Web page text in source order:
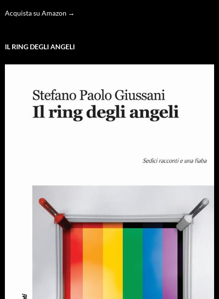
Acquista su Amazon →
IL RING DEGLI ANGELI